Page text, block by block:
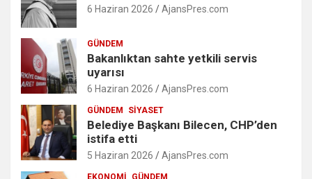
6 Haziran 2026 AjansPres.com
GÜNDEM
Bakanlıktan sahte yetkili servis
uyarısı
6 Haziran 2026 AjansPres.com
GÜNDEM SIYASET
Belediye Başkanı Bilecen, CHP’den
istifa etti
5 Haziran 2026 AjansPres.com
EKONOMI GÜNDEM